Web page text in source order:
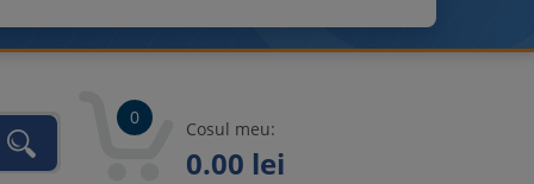
0
Cosul meu:
0.00 lei